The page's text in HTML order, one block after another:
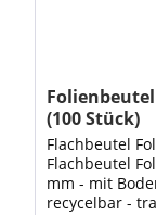
Folienbeutel
(100 Stück)
Flachbeutel
Flachbeutel
mm - mit
recycelbar -